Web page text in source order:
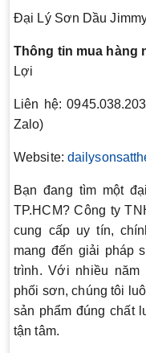
Đại Lý Sơn Dầu
Thông tin mua hàng
Lợi
Liên hệ:
Zalo)
Website:
Bạn đang tìm một
TP.HCM? Công ty
cung cấp uy tín,
mang đến giải pháp
trình. Với nhiều năm
phối sơn, chúng tôi
sản phẩm đúng chất
tận tâm.